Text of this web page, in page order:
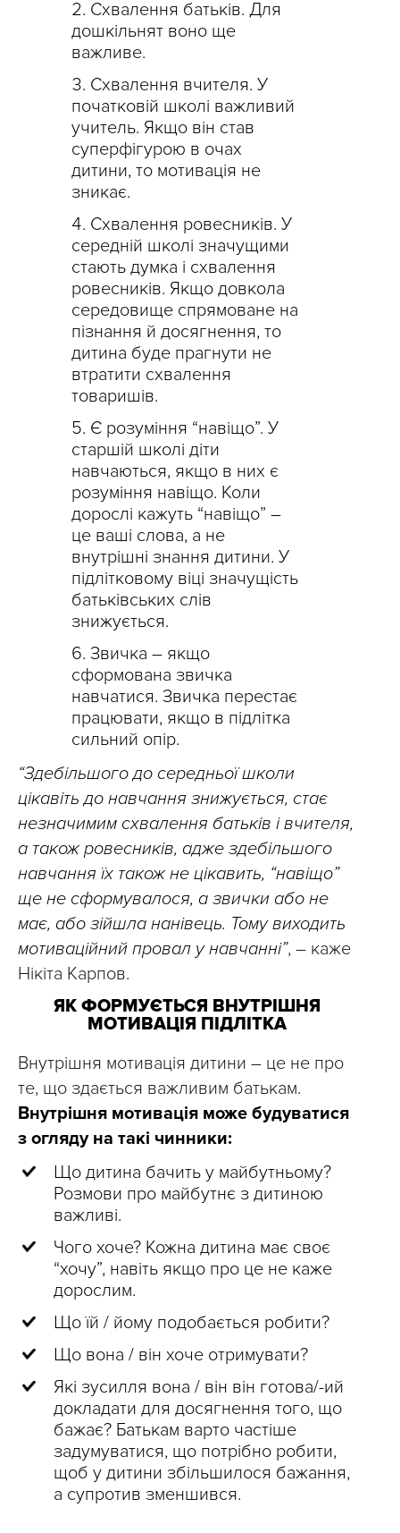
Схвалення батьків. Для
дошкільнят воно ще
важливе.
Схвалення вчителя. У
початковій школі важливий
учитель. Якщо він став
суперфігурою в очах
дитини, то мотивація не
зникає.
Схвалення ровесників. У
середній школі значущими
стають думка і схвалення
ровесників. Якщо довкола
середовище спрямоване на
пізнання й досягнення, то
дитина буде прагнути не
втратити схвалення
товаришів.
Є розуміння “навіщо”. У
старшій школі діти
навчаються, якщо в них є
розуміння навіщо. Коли
дорослі кажуть “навіщо” –
це ваші слова, а не
внутрішні знання дитини. У
підлітковому віці значущість
батьківських слів
знижується.
Звичка – якщо
сформована звичка
навчатися. Звичка перестає
працювати, якщо в підлітка
сильний опір.
“Здебільшого до середньої школи
цікавіть до навчання знижується, стає
незначимим схвалення батьків і вчителя,
а також ровесників, адже здебільшого
навчання їх також не цікавить, “навіщо”
ще не сформувалося, а звички або не
має, або зійшла нанівець. Тому виходить
мотиваційний провал у навчанні”, – каже
Нікіта Карпов.
ЯК ФОРМУЄТЬСЯ ВНУТРІШНЯ
МОТИВАЦІЯ ПІДЛІТКА
Внутрішня мотивація дитини – це не про
те, що здається важливим батькам.
Внутрішня мотивація може будуватися
з огляду на такі чинники:
Що дитина бачить у майбутньому?
Розмови про майбутнє з дитиною
важливі.
Чого хоче? Кожна дитина має своє
“хочу”, навіть якщо про це не каже
дорослим.
Що їй / йому подобається робити?
Що вона / він хоче отримувати?
Які зусилля вона / він він готова/-ий
докладати для досягнення того, що
бажає? Батькам варто частіше
задумуватися, що потрібно робити,
щоб у дитини збільшилося бажання,
а супротив зменшився.